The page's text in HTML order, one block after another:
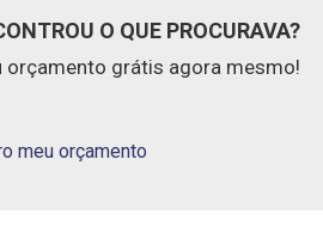
O QUE PROCURAVA?
orçamento grátis agora mesmo!
meu orçamento